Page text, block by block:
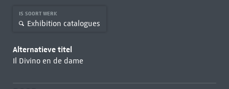
IS SOORT WERK
Exhibition catalogues
Alternatieve titel
Il Divino en de dame